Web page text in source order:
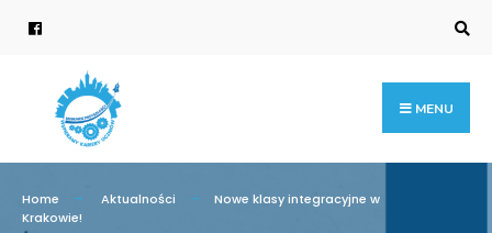
content
MENU
Home Aktualności
Nowe klasy integracyjne w
Krakowie!